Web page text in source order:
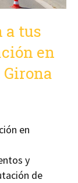
a tus
en
Girona
en
y
de